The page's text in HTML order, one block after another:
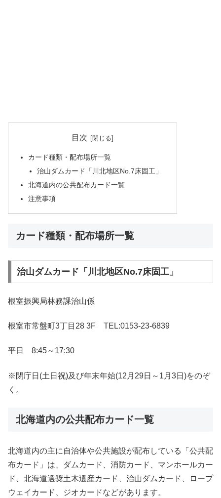
目次
カード種類・配布場所一覧
治山ダムカード「川北地区No.7床固工」
北海道内の公共配布カード一覧
注意事項
カード種類・配布場所一覧
治山ダムカード「川北地区No.7床固工」
根室振興局林務課治山係
根室市常盤町3丁目28 3F TEL:0153-23-6839
平日 8:45～17:30
※閉庁日(土日祝)及び年末年始(12月29日～1月3日)をのぞ
く。
北海道内の公共配布カード一覧
北海道内の主に自治体や公共施設が配布している「公共配
布カード」は、ダムカード、消防カード、マンホールカー
ド、北海道選奨土木遺産カード、治山ダムカード、ロープ
ウェイカード、ジオカードなどがあります。